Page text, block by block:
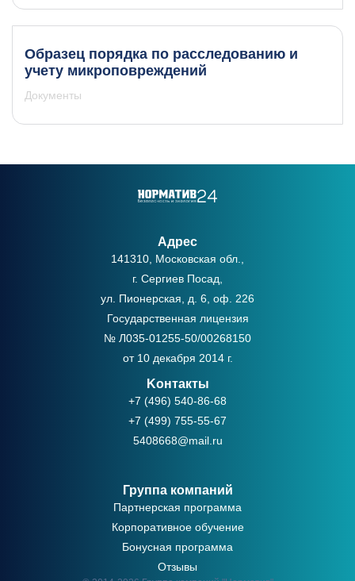
Образец порядка по расследованию и
учету микроповреждений
Документы
Адрес
141310, Московская обл.,
г. Сергиев Посад,
ул. Пионерская, д. 6, оф. 226
Государственная лицензия
№ Л035-01255-50/00268150
от 10 декабря 2014 г.
Kонтакты
+7 (496) 540-86-68
+7 (499) 755-55-67
5408668@mail.ru
Группа компаний
Партнерская программа
Корпоративное обучение
Бонусная программа
Отзывы